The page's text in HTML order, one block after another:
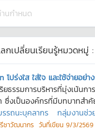
นกำหนด
กเปลี่ยนเรียนรู้หมวดหมู่ :
ปร่งใส ใส่ใจ และใช้จ่ายอย่
ธรรมการบริหารที่มุ่งเน้นก
งเป็นองค์กรที่มีบทบาทสำคั
รถนะบุคลากร
กลุ่มงานช่ว
ชาวัฒนากร วันที่เขียน 9/3/2569